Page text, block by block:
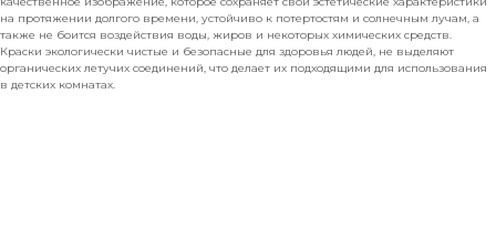
на протяжении долгого времени, устойчиво к потертостям и солнечным лучам, а
также не боится воздействия воды, жиров и некоторых химических средств.
Краски экологически чистые и безопасные для здоровья людей, не выделяют
органических летучих соединений, что делает их подходящими для использования
в детских комнатах.